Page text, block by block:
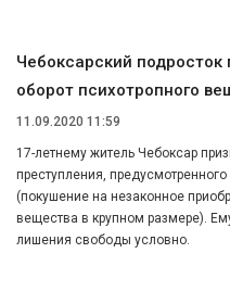
Чебоксарский подросток
оборот психотропного
11.09.2020 11:59
17-летнему житель Чебоксар
преступления,
(покушение на незаконное
вещества в крупном размере).
лишения свободы условно.